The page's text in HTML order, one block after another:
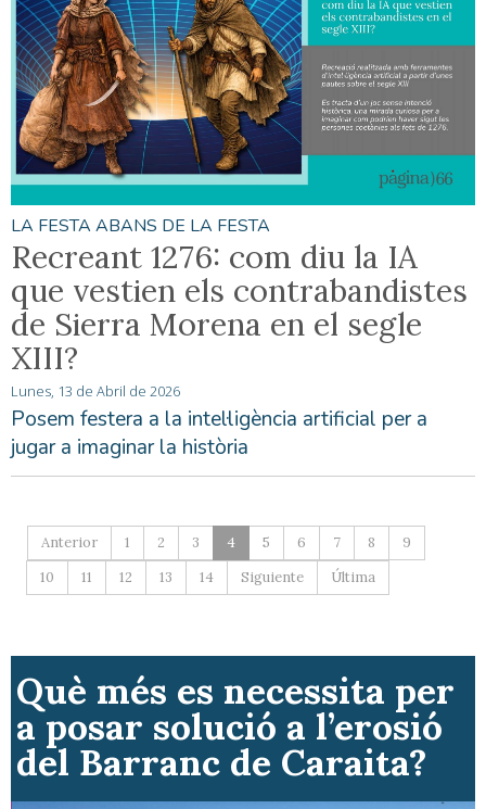
LA FESTA ABANS DE LA FESTA
Recreant 1276: com diu la IA
que vestien els contrabandistes
de Sierra Morena en el segle
XIII?
Lunes, 13 de Abril de 2026
Posem festera a la intel·ligència artificial per a
jugar a imaginar la història
Anterior 1 2 3 4 5 6 7 8
9
10
11 12 13 14 Siguiente Última
Què més es necessita per
a posar solució a l’erosió
del Barranc de Caraita?